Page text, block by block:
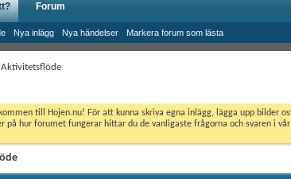
Nya inlägg Nya händelser Markera forum som lästa
Forum
Aktivitetsflöde
till Hojen.nu! För att kunna skriva egna inlägg, lägga upp bilder
på hur forumet fungerar hittar du de vanligaste frågorna och svaren i vår